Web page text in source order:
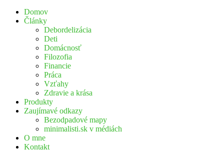
Domov
Články
Debordelizácia
Deti
Domácnosť
Filozofia
Financie
Práca
Vzťahy
Zdravie a krása
Produkty
Zaujímavé odkazy
Bezodpadové mapy
minimalisti.sk v médiách
O mne
Kontakt